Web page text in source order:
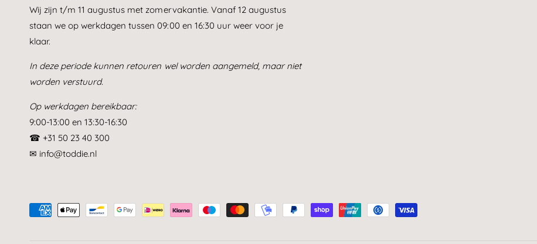
Wij zijn t/m 11 augustus met zomervakantie. Vanaf 12 augustus
staan we op werkdagen tussen 09:00 en 16:30 uur weer voor je
klaar.
In deze periode kunnen retouren wel worden aangemeld, maar niet
worden verstuurd.
Op werkdagen bereikbaar:
9:00-13:00 en 13:30-16:30
☎ +31 50 23 40 300
✉ info@toddie.nl